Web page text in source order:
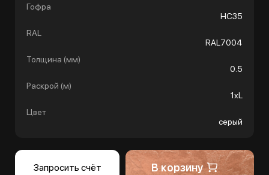
Гофра
НС35
RAL
RAL7004
Толщина (мм)
0.5
Раскрой (м)
1хL
Цвет
серый
Запросить счёт В корзину